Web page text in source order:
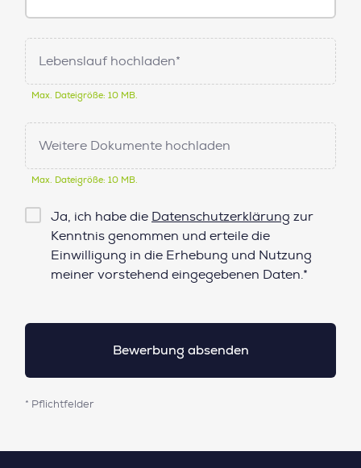
Lebenslauf hochladen*
Max. Dateigröße: 10 MB.
Weitere Dokumente hochladen
Max. Dateigröße: 10 MB.
Checkbox
Datenschutz*
Ja, ich habe die Datenschutzerklärung zur
Kenntnis genommen und erteile die
Einwilligung in die Erhebung und Nutzung
meiner vorstehend eingegebenen Daten.*
* Pflichtfelder